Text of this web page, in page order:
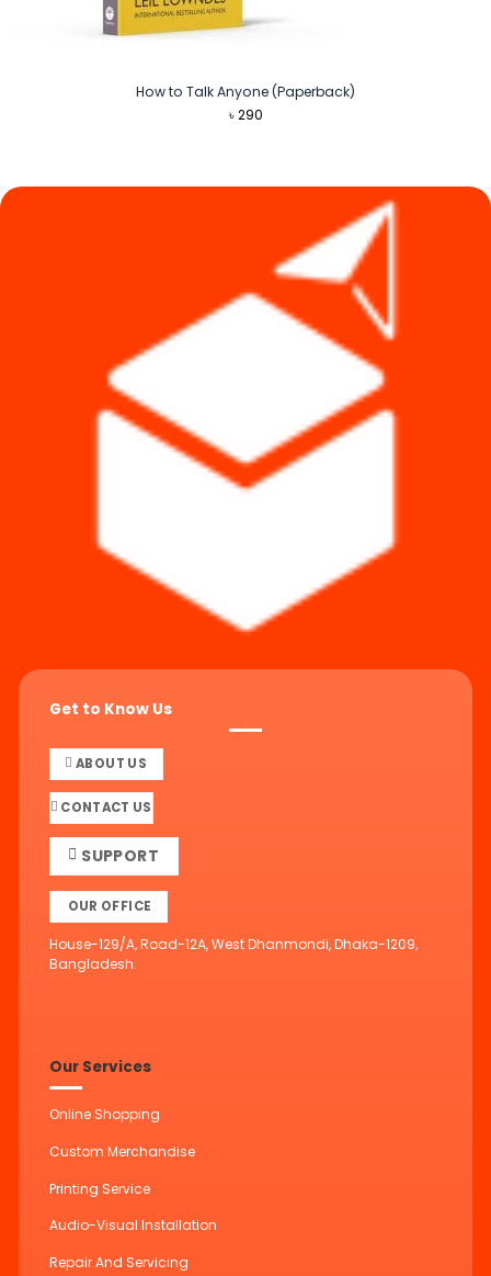
How to Talk Anyone (Paperback)
৳290
Get to Know Us
ABOUT US
CONTACT US
SUPPORT
OUR OFFICE
House-129/A, Road-12A, West Dhanmondi, Dhaka-1209,
Bangladesh.
Our Services
Online Shopping
Custom Merchandise
Printing Service
Audio-Visual Installation
Repair And Servicing